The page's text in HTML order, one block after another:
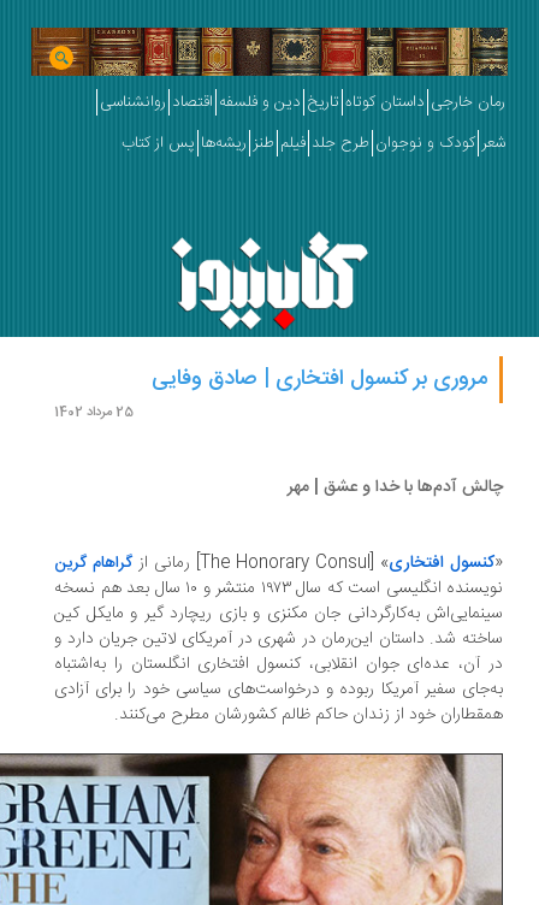
خارجی داستان کوتاه تاریخ دین و فلسفه اقتصاد روانشناسی
کودک و نوجوان طرح جلد فیلم طنز ریشه‌ها پس از کتاب
مروری بر کنسول افتخاری | صادق وفایی
آدم‌ها با خدا و عشق | مهر
افتخاری» [The Honorary Consul] رمانی از گراهام گرین
نویسنده انگلیسی است که سال ۱۹۷۳ منتشر و ۱۰ سال بعد هم نسخه
به‌کارگردانی جان مکنزی و بازی ریچارد گیر و مایکل کین
شد. داستان این‌رمان در شهری در آمریکای لاتین جریان دارد و
آن، عده‌ای جوان انقلابی، کنسول افتخاری انگلستان را به‌اشتباه
سفیر آمریکا ربوده و درخواست‌های سیاسی خود را برای آزادی
خود از زندان حاکم ظالم کشورشان مطرح می‌کنند.